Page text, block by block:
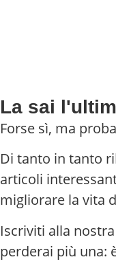
La sai
Forse sì, ma
Di tanto in tanto
articoli
migliorare la vita
Iscriviti alla
perderai più una: